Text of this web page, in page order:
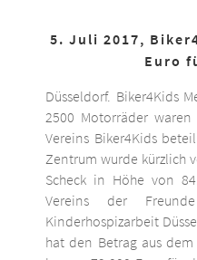
5. Juli 2017,
Euro
Düsseldorf. Biker4Kids
2500 Motorräder
Vereins Biker4Kids
Zentrum wurde kürzlich
Scheck in Höhe von
Vereins der
Kinderhospizarbeit
hat den Betrag aus